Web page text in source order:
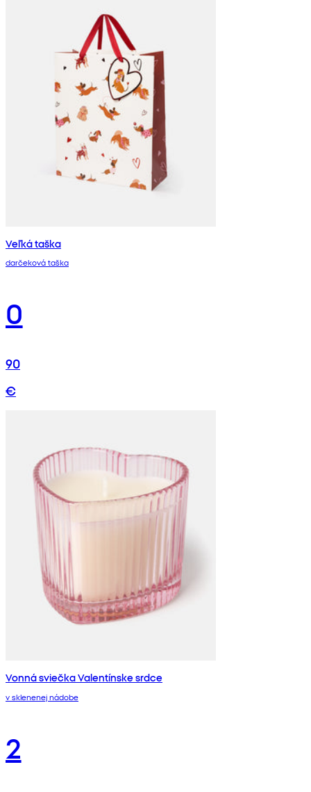
Veľká taška
darčeková taška
0
90
€
Vonná sviečka Valentínske srdce
v sklenenej nádobe
2